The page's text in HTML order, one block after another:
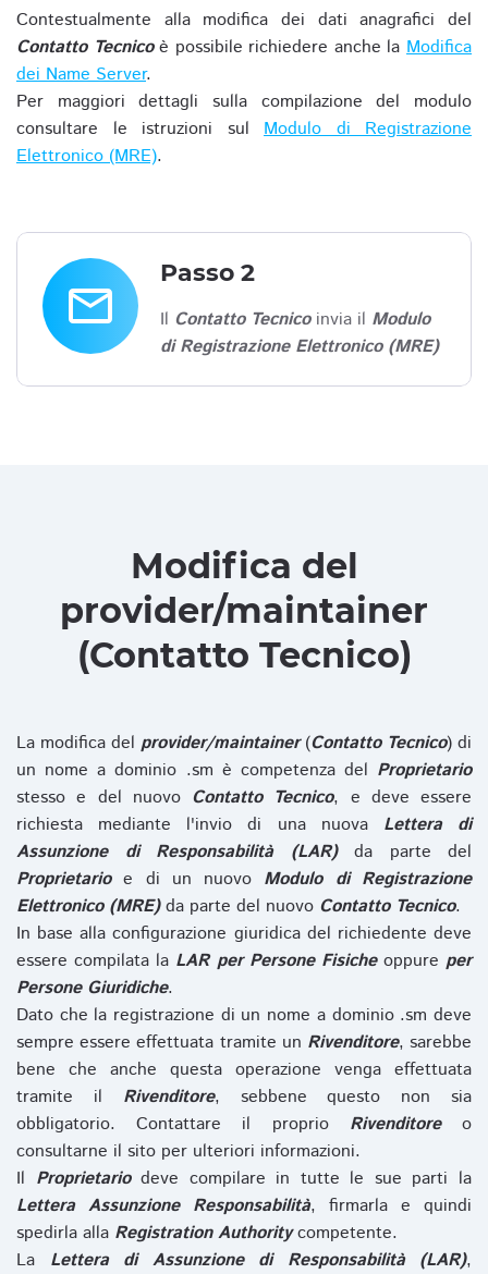
Contestualmente alla modifica dei dati anagrafici del
Contatto Tecnicoè possibile richiedere anche laModifica
dei Name Server.
Per maggiori dettagli sulla compilazione del modulo
consultare le istruzioni sul Modulo di Registrazione
Elettronico (MRE).
email
Passo 2
Il Contatto Tecnicoinvia il Modulo
di Registrazione Elettronico (MRE)
Modifica del
provider/maintainer
(Contatto Tecnico)
La modifica del provider/maintainer(Contatto Tecnico) di
un nome a dominio .sm è competenza del Proprietario
stesso e del nuovo Contatto Tecnico, e deve essere
richiesta mediante l'invio di una nuova Lettera di
Assunzione di Responsabilità (LAR)da parte del
Proprietarioe di un nuovo Modulo di Registrazione
Elettronico (MRE)da parte del nuovo Contatto Tecnico.
In base alla configurazione giuridica del richiedente deve
essere compilata la LAR per Persone Fisicheoppure per
Persone Giuridiche.
Dato che la registrazione di un nome a dominio .sm deve
sempre essere effettuata tramite un Rivenditore, sarebbe
bene che anche questa operazione venga effettuata
tramite il Rivenditore, sebbene questo non sia
obbligatorio. Contattare il proprio Rivenditoreo
consultarne il sito per ulteriori informazioni.
Il Proprietariodeve compilare in tutte le sue parti la
Lettera Assunzione Responsabilità, firmarla e quindi
spedirla alla Registration Authoritycompetente.
La Lettera di Assunzione di Responsabilità (LAR),